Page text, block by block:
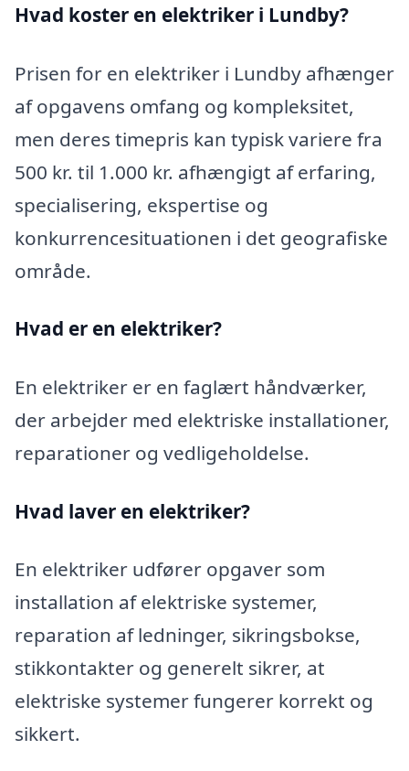
Hvad koster en elektriker i Lundby?
Prisen for en elektriker i Lundby afhænger
af opgavens omfang og kompleksitet,
men deres timepris kan typisk variere fra
500 kr. til 1.000 kr. afhængigt af erfaring,
specialisering, ekspertise og
konkurrencesituationen i det geografiske
område.
Hvad er en elektriker?
En elektriker er en faglært håndværker,
der arbejder med elektriske installationer,
reparationer og vedligeholdelse.
Hvad laver en elektriker?
En elektriker udfører opgaver som
installation af elektriske systemer,
reparation af ledninger, sikringsbokse,
stikkontakter og generelt sikrer, at
elektriske systemer fungerer korrekt og
sikkert.